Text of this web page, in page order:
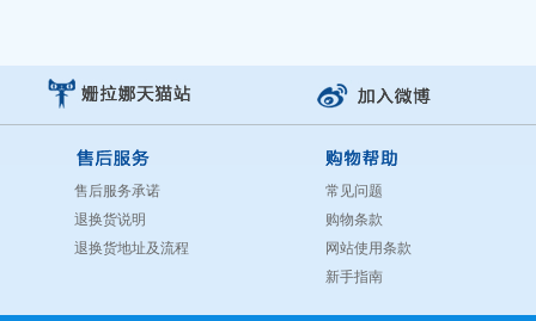
售后服务承诺
退换货说明
退换货地址及流程
常见问题
购物条款
网站使用条款
新手指南